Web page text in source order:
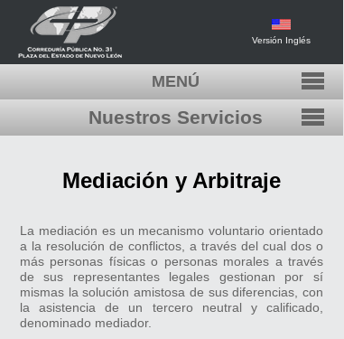
Versión Inglés
MENÚ
INICIO
COTIZACIONES
BOLSA DE TRABAJO
Nuestros Servicios
Sociedades Mercantiles
Registro único de garantías mobiliarias
Mediación y arbitraje
Mediación y Arbitraje
La mediación es un mecanismo voluntario orientado
a la resolución de conflictos, a través del cual dos o
más personas físicas o personas morales a través
de sus representantes legales gestionan por sí
mismas la solución amistosa de sus diferencias, con
la asistencia de un tercero neutral y calificado,
denominado mediador.